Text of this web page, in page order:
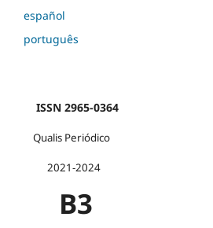
español
português
ISSN 2965-0364
Qualis Periódico
2021-2024
B3